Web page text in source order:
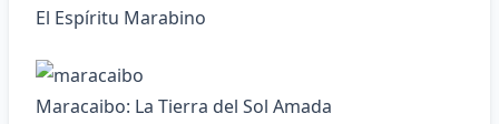
El Espíritu Marabino
Maracaibo: La Tierra del Sol Amada